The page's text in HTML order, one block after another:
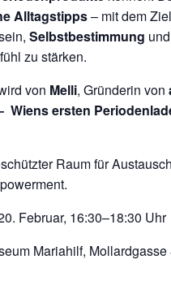
Alltagstipps– mit dem
Selbstbestimmung
zu stärken.
von Melli, Gründerin von
Wiens ersten
Raum für
Februar, 16:30–18:30 Uhr
Mariahilf, Mollardgasse